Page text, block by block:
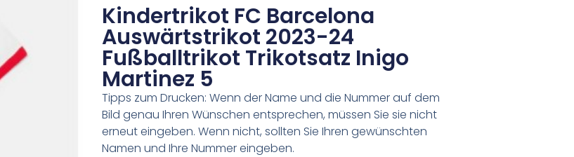
Kindertrikot FC Barcelona
Auswärtstrikot 2023-24
Fußballtrikot Trikotsatz Inigo
Martinez 5
Tipps zum Drucken: Wenn der Name und die Nummer auf dem
Bild genau Ihren Wünschen entsprechen, müssen Sie sie nicht
erneut eingeben. Wenn nicht, sollten Sie Ihren gewünschten
Namen und Ihre Nummer eingeben.